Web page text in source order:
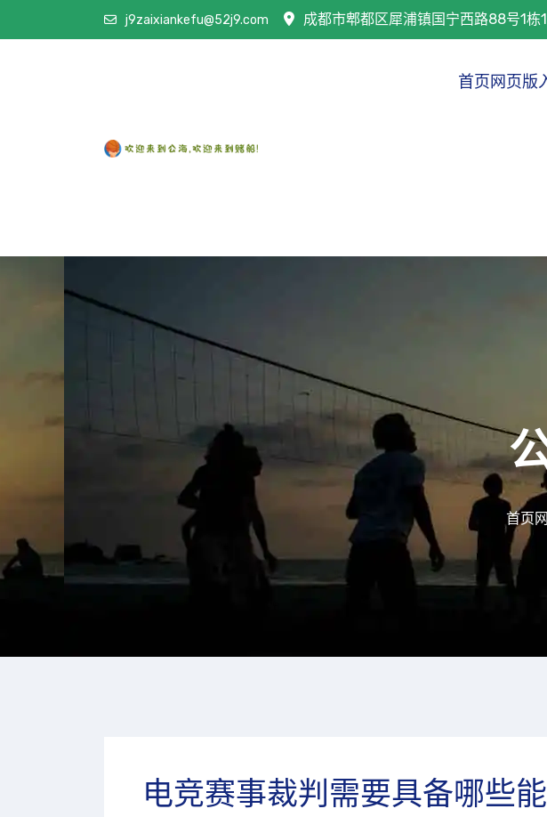
j9zaixiankefu@52j9.com 成都市郫都区犀浦镇国宁西路88号1栋
首页网页版
首页
电竞赛事裁判需要具备哪些